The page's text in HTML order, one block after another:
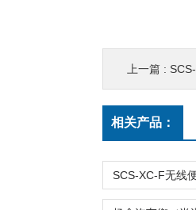
上一篇 :
相关产品：